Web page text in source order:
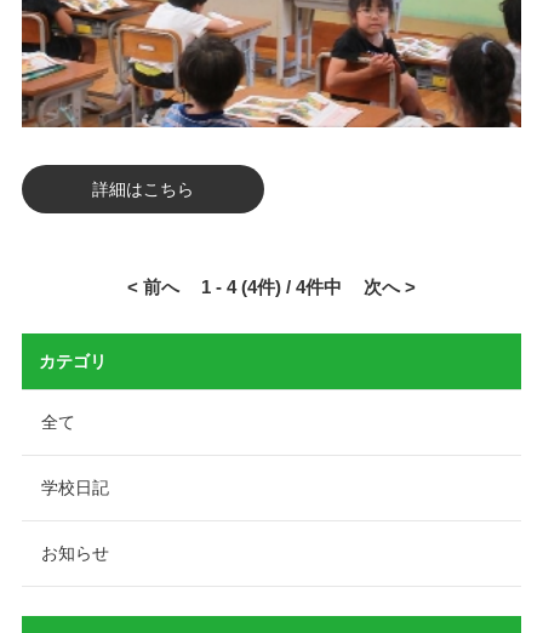
詳細はこちら
< 前へ 1 - 4 (4件) / 4件中 次へ >
カテゴリ
全て
学校日記
お知らせ